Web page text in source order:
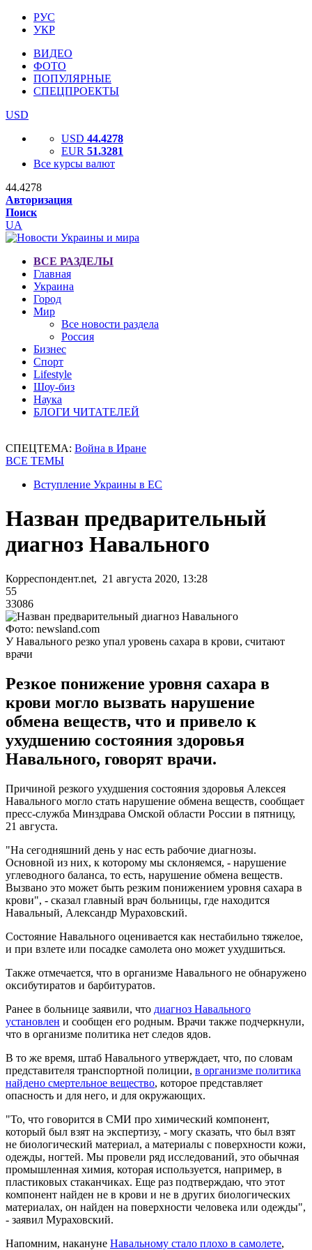
РУС
УКР
ВИДЕО
ФОТО
ПОПУЛЯРНЫЕ
СПЕЦПРОЕКТЫ
USD
USD 44.4278
EUR 51.3281
Все курсы валют
44.4278
Авторизация
Поиск
UA
ВСЕ РАЗДЕЛЫ
Главная
Украина
Город
Мир
Все новости раздела
Россия
Бизнес
Спорт
Lifestyle
Шоу-биз
Наука
БЛОГИ ЧИТАТЕЛЕЙ
СПЕЦТЕМА: Война в Иране
ВСЕ ТЕМЫ
Вступление Украины в ЕС
Назван предварительный
диагноз Навального
Корреспондент.net, 21 августа 2020, 13:28
55
33086
Фото: newsland.com
У Навального резко упал уровень сахара в крови, считают
врачи
Резкое понижение уровня сахара в
крови могло вызвать нарушение
обмена веществ, что и привело к
ухудшению состояния здоровья
Навального, говорят врачи.
Причиной резкого ухудшения состояния здоровья Алексея
Навального могло стать нарушение обмена веществ, сообщает
пресс-служба Минздрава Омской области России в пятницу,
21 августа.
"На сегодняшний день у нас есть рабочие диагнозы.
Основной из них, к которому мы склоняемся, - нарушение
углеводного баланса, то есть, нарушение обмена веществ.
Вызвано это может быть резким понижением уровня сахара в
крови", - сказал главный врач больницы, где находится
Навальный, Александр Мураховский.
Состояние Навального оценивается как нестабильно тяжелое,
и при взлете или посадке самолета оно может ухудшиться.
Также отмечается, что в организме Навального не обнаружено
оксибутиратов и барбитуратов.
Ранее в больнице заявили, что диагноз Навального
установлен и сообщен его родным. Врачи также подчеркнули,
что в организме политика нет следов ядов.
В то же время, штаб Навального утверждает, что, по словам
представителя транспортной полиции, в организме политика
найдено смертельное вещество, которое представляет
опасность и для него, и для окружающих.
"То, что говорится в СМИ про химический компонент,
который был взят на экспертизу, - могу сказать, что был взят
не биологический материал, а материалы с поверхности кожи,
одежды, ногтей. Мы провели ряд исследований, это обычная
промышленная химия, которая используется, например, в
пластиковых стаканчиках. Еще раз подтверждаю, что этот
компонент найден не в крови и не в других биологических
материалах, он найден на поверхности человека или одежды",
- заявил Мураховский.
Напомним, накануне Навальному стало плохо в самолете,